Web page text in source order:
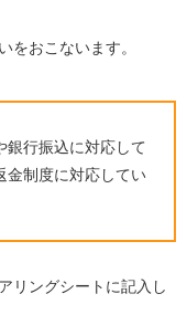
をおこないます。
銀行振込に対応して
金制度に対応してい
リングシートに記入し